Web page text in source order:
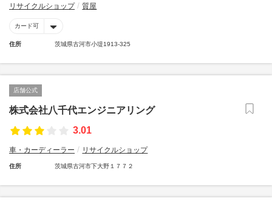
リサイクルショップ 質屋
カード可
住所 茨城県古河市小堤1913-325
店舗公式
株式会社八千代エンジニアリング
3.01
車・カーディーラー リサイクルショップ
住所 茨城県古河市下大野１７７２